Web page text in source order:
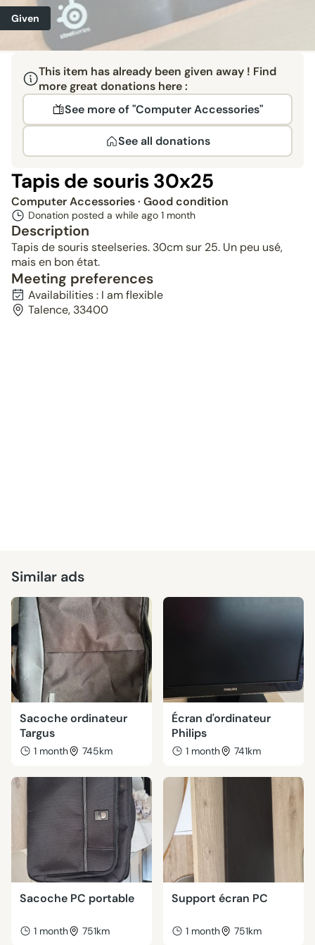
Given
This item has already been given away ! Find
more great donations here :
See more of "Computer Accessories"
See all donations
Tapis de souris 30x25
Computer Accessories· Good condition
Donation posted a while ago 1 month
Description
Tapis de souris steelseries. 30cm sur 25. Un peu usé,
mais en bon état.
Meeting preferences
Availabilities : I am flexible
Talence, 33400
Similar ads
Sacoche ordinateur
Targus
1 month 745km
Écran d'ordinateur
Philips
1 month 741km
Sacoche PC portable
1 month 751km
Support écran PC
1 month 751km